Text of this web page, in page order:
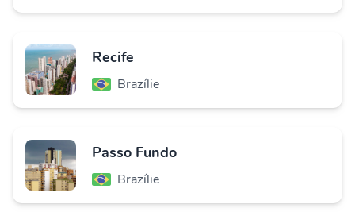
Recife
Brazílie
Passo Fundo
Brazílie